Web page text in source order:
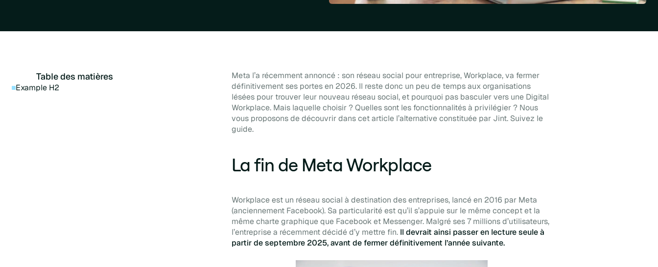
Table des matières
Example H2
Meta l’a récemment annoncé : son réseau social pour entreprise, Workplace, va fermer
définitivement ses portes en 2026. Il reste donc un peu de temps aux organisations
lésées pour trouver leur nouveau réseau social, et pourquoi pas basculer vers une Digital
Workplace. Mais laquelle choisir ? Quelles sont les fonctionnalités à privilégier ? Nous
vous proposons de découvrir dans cet article l’alternative constituée par Jint. Suivez le
guide.
La fin de Meta Workplace
Workplace est un réseau social à destination des entreprises, lancé en 2016 par Meta
(anciennement Facebook). Sa particularité est qu’il s’appuie sur le même concept et la
même charte graphique que Facebook et Messenger. Malgré ses 7 millions d’utilisateurs,
l’entreprise a récemment décidé d’y mettre fin. Il devrait ainsi passer en lecture seule à
partir de septembre 2025, avant de fermer définitivement l’année suivante.